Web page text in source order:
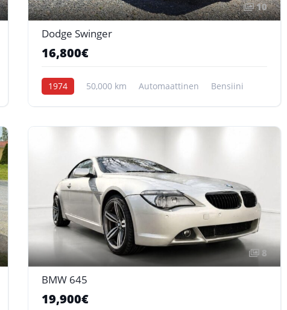
10
Dodge Swinger
16,800€
1974 50,000 km Automaattinen Bensiini
8
BMW 645
19,900€